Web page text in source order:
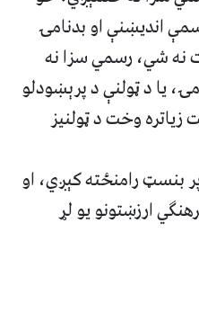
اندیښنې او بدنامۍ
نه شي، رسمي سزا نه
یا د ټولنې د پرېښودلو
وخت د ټولنیز
بنسټ رامنځته کېږي، او
ارزښتونو یو لړ